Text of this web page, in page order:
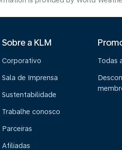
Sobre a KLM
Corporativo
Sala de Imprensa
Sustentabilidade
Trabalhe conosco
Parceiras
Afiliadas
Todas